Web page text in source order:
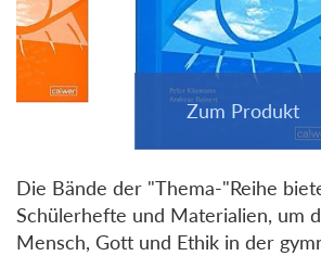
Die Bände der "Thema-"Reihe
Schülerhefte und Materialien, um
Mensch, Gott und Ethik in der